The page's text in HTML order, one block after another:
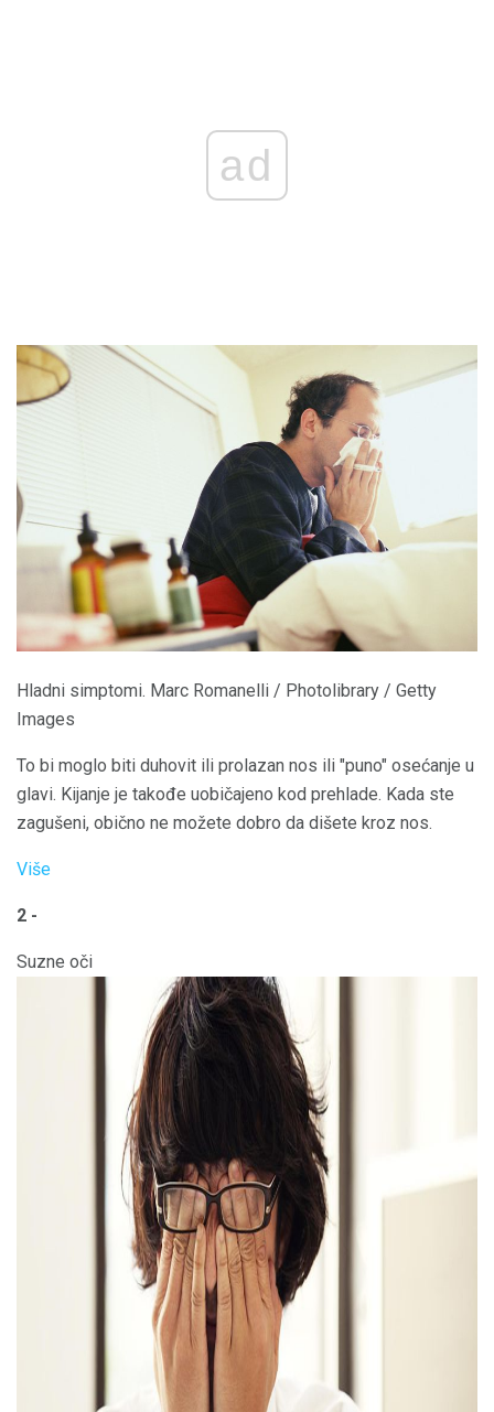
ad
Hladni simptomi. Marc Romanelli / Photolibrary / Getty
Images
To bi moglo biti duhovit ili prolazan nos ili "puno" osećanje u
glavi. Kijanje je takođe uobičajeno kod prehlade. Kada ste
zagušeni, obično ne možete dobro da dišete kroz nos.
Više
2 -
Suzne oči